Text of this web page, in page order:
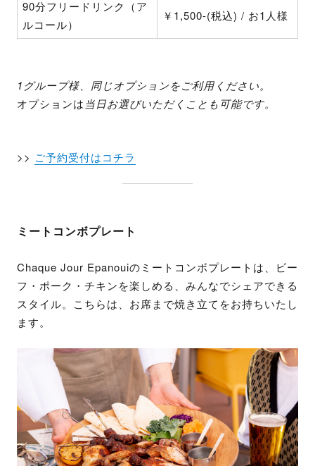
90分フリードリンク（ア
ルコール）
￥1,500-(税込) / お1人様
1グループ様、同じオプションをご利用ください。
オプションは 当日お選びいただくことも可能です。
>> ご予約受付はコチラ
ミートコンボプレート
Chaque Jour Epanouiのミートコンボプレートは、ビー
フ・ポーク・チキンを楽しめる、みんなでシェアできる
スタイル。こちらは、お席まで焼き立てをお持ちいたし
ます。